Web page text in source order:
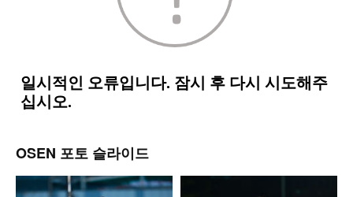
OSEN 포토 슬라이드